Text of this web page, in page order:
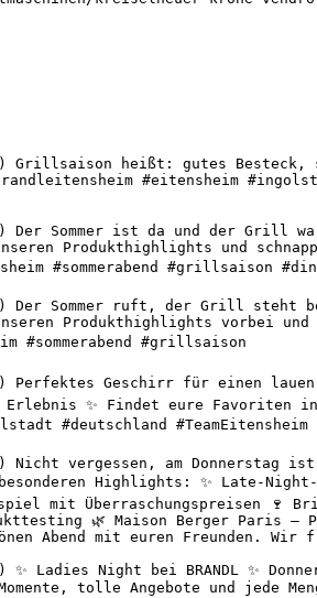
Grillsaison heißt: gutes Besteck,
#eitensheim
Der Sommer ist da und der Grill
Produkthighlights und
#sommerabend #grillsaison
Der Sommer ruft, der Grill steht
Produkthighlights vorbei
#sommerabend #grillsaison
Geschirr für einen lauen
Erlebnis ✨ Findet eure Favoriten
#deutschland #TeamEitensheim
vergessen, am Donnerstag ist
Highlights: ✨ Late-
mit Überraschungspreisen 🍷
🌿 Maison Berger Paris –
Abend mit euren Freunden. Wir
✨ Ladies Night bei BRANDL ✨
tolle Angebote und jede